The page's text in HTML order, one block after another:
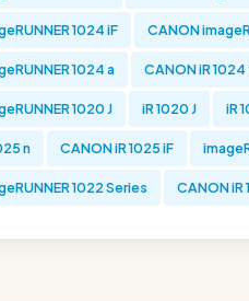
1024 iF CANON
1024 a CANON iR 1024
1020 J iR 1020 J iR
n CANON iR 1025 iF
1022 Series CANON iR